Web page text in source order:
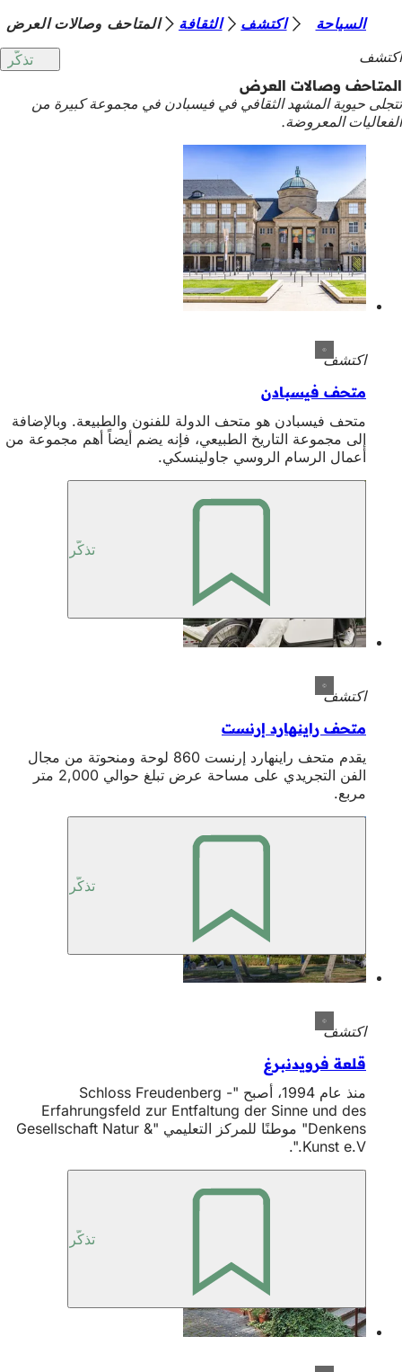
الانتقال إلى المحتوى
ن
ت
ه
السياحة اكتشف الثقافة
المتاحف وصالات العرض
اكتشف
تذكّر
المتاحف وصالات العرض
تتجلى حيوية المشهد الثقافي في فيسبادن في مجموعة كبيرة من
الفعاليات المعروضة.
اكتشف
متحف فيسبادن
متحف فيسبادن هو متحف الدولة للفنون والطبيعة. وبالإضافة
إلى مجموعة التاريخ الطبيعي، فإنه يضم أيضاً أهم مجموعة من
أعمال الرسام الروسي جاولينسكي.
تذكّر
اكتشف
متحف راينهارد إرنست
يقدم متحف راينهارد إرنست 860 لوحة ومنحوتة من مجال
الفن التجريدي على مساحة عرض تبلغ حوالي 2,000 متر
مربع.
تذكّر
اكتشف
قلعة فرويدنبرغ
منذ عام 1994، أصبح "Schloss Freudenberg -
Erfahrungsfeld zur Entfaltung der Sinne und des
Denkens" موطنًا للمركز التعليمي "Gesellschaft Natur &
Kunst e.V.".
تذكّر